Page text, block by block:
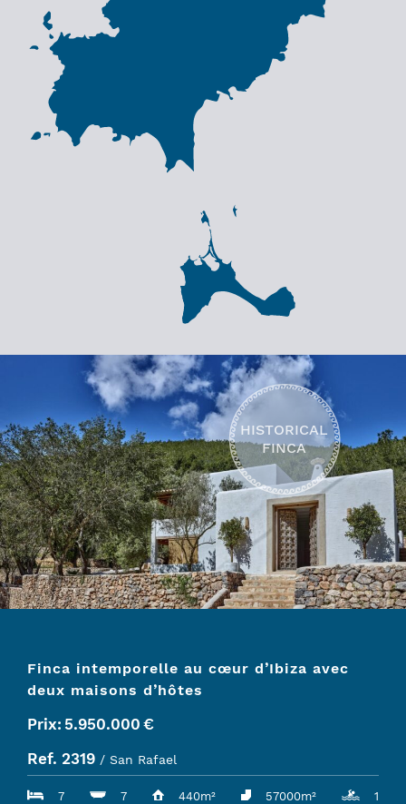
HISTORICAL
FINCA
Finca intemporelle au cœur d’Ibiza avec
deux maisons d’hôtes
Prix: 5.950.000 €
Ref. 2319 / San Rafael
7 7 440m² 57000m² 1